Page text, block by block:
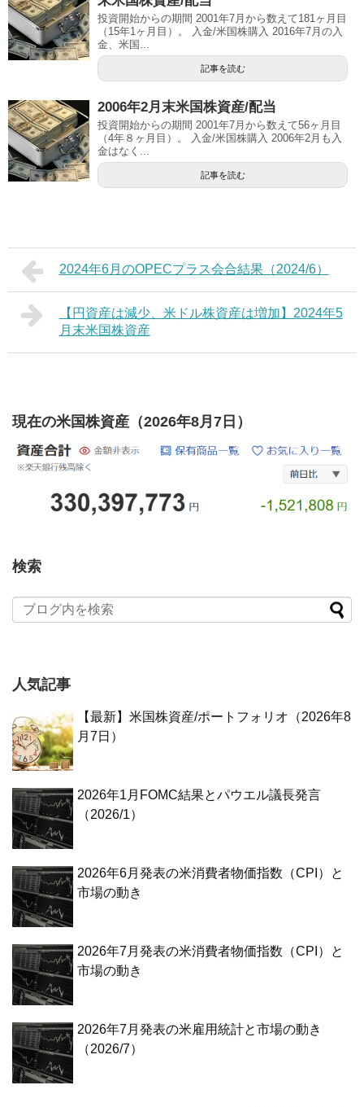
投資開始からの期間 2001年7月から数えて181ヶ月目
（15年1ヶ月目）。 入金/米国株購入 2016年7月の入
金、米国...
記事を読む
2006年2月末米国株資産/配当
投資開始からの期間 2001年7月から数えて56ヶ月目
（4年８ヶ月目）。 入金/米国株購入 2006年2月も入
金はなく...
記事を読む
2024年6月のOPECプラス会合結果（2024/6）
【円資産は減少、米ドル株資産は増加】2024年5
月末米国株資産
現在の米国株資産（2026年8月7日）
検索
人気記事
【最新】米国株資産/ポートフォリオ（2026年8
月7日）
2026年1月FOMC結果とパウエル議長発言
（2026/1）
2026年6月発表の米消費者物価指数（CPI）と
市場の動き
2026年7月発表の米消費者物価指数（CPI）と
市場の動き
2026年7月発表の米雇用統計と市場の動き
（2026/7）